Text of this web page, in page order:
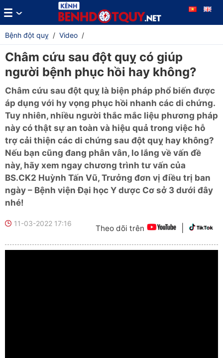
Bệnh đột quỵ / Video /
Châm cứu sau đột quỵ có giúp
người bệnh phục hồi hay không?
Châm cứu sau đột quỵ là biện pháp phổ biến được
áp dụng với hy vọng phục hồi nhanh các di chứng.
Tuy nhiên, nhiều người thắc mắc liệu phương pháp
này có thật sự an toàn và hiệu quả trong việc hỗ
trợ cải thiện các di chứng sau đột quỵ hay không?
Nếu bạn cũng đang phân vân, lo lắng về vấn đề
này, hãy xem ngay chương trình tư vấn của
BS.CK2 Huỳnh Tấn Vũ, Trưởng đơn vị điều trị ban
ngày – Bệnh viện Đại học Y dược Cơ sở 3 dưới đây
nhé!
11-03-2022 17:16 Theo dõi trên